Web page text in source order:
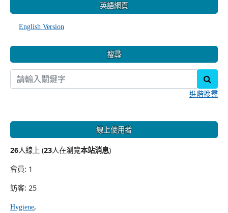
英語網頁
English Version
搜尋
進階搜尋
線上使用者
26人線上 (23人在瀏覽本站消息)
會員: 1
訪客: 25
Hygiene,